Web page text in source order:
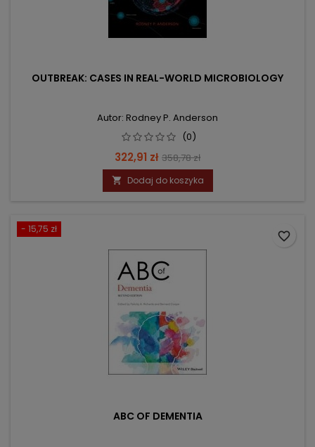
OUTBREAK: CASES IN REAL-WORLD MICROBIOLOGY
Autor: Rodney P. Anderson
(0)
Cena
322,91 zł Cena
podstawowa
358,78 zł
 Dodaj do koszyka
- 15,75 zł
ABC OF DEMENTIA
favorite_border